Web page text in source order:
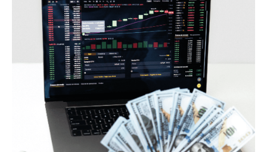
PARA
INCREMENTAR
VENTAS
EN
NEGOCIO